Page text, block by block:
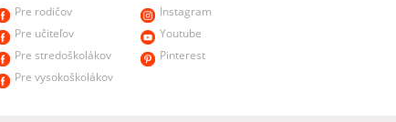
Pre rodičov
Pre učiteľov
Pre stredoškolákov
Pre vysokoškolákov
Instagram
Youtube
Pinterest